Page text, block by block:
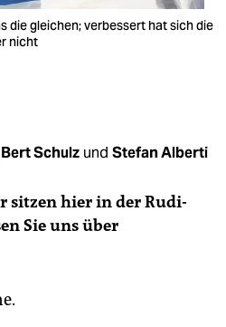
die gleichen; verbessert hat sich die
nicht
Bert Schulz und Stefan Alberti
sitzen hier in der Rudi-
Sie uns über